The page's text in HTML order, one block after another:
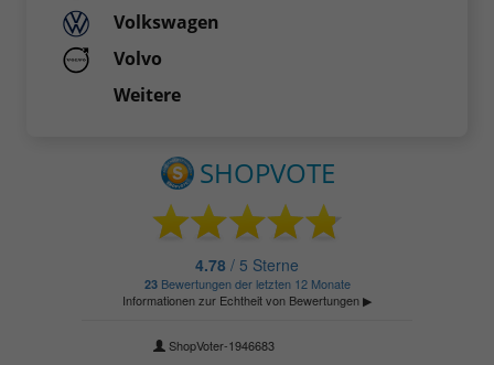
Volkswagen
Volvo
Weitere